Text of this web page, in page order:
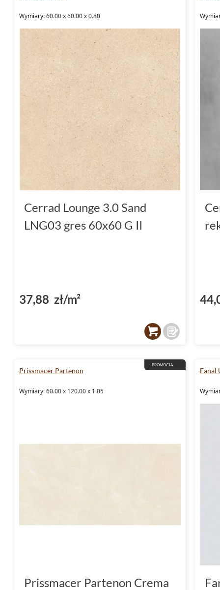
Wymiary: 60.00 x 60.00 x 0.80
Cerrad Lounge 3.0 Sand
LNG03 gres 60x60 G II
37,88 zł/m²
PROMOCJA
Prissmacer Partenon
Wymiary: 60.00 x 120.00 x 1.05
Prissmacer Partenon Crema
Fanal